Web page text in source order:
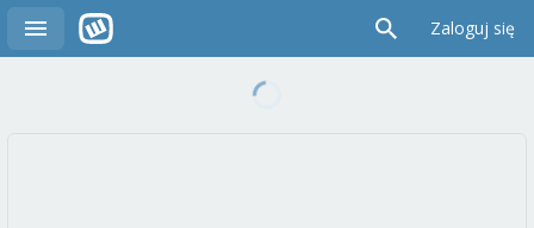
Zaloguj się